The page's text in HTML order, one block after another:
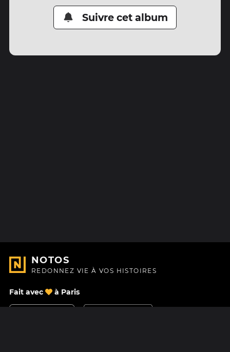
Suivre cet album
NOTOS
REDONNEZ VIE À VOS HISTOIRES
Fait avec à Paris